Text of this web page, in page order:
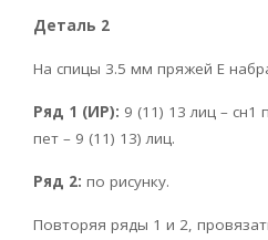
Деталь 2
На спицы 3.5 мм пряжей Е
Ряд 1 (ИР): 9 (11) 13 лиц – сн1
пет – 9 (11) 13) лиц.
Ряд 2: по рисунку.
Повторяя ряды 1 и 2,